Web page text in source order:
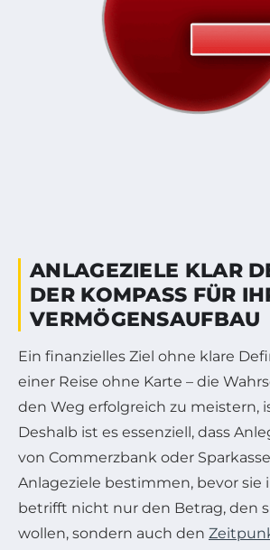
ANLAGEZIELE KLAR
DER KOMPASS FÜR
VERMÖGENSAUFBAU
Ein finanzielles Ziel ohne klare
einer Reise ohne Karte – die
den Weg erfolgreich zu meistern,
Deshalb ist es essenziell, dass
von Commerzbank oder
Anlageziele bestimmen, bevor sie
betrifft nicht nur den Betrag, den
wollen, sondern auch den